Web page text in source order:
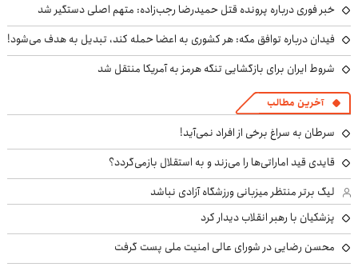
خبر فوری درباره پرونده قتل حمیدرضا رجب‌زاده: متهم اصلی دستگیر شد
فیدان درباره توافق مکه: هر کشوری به اعضا حمله کند، تبدیل به هدف می‌شود!
شروط ایران برای بازگشایی تنگه هرمز به آمریکا منتقل شد
آخرین مطالب
سرطان به سراغ برخی از افراد نمی‌آید!
قایدی قید اماراتی‌ها را می‌زند و به استقلال بازمی‌گردد؟
لیگ برتر منتظر میزبانی ورزشگاه آزادی نباشد
پزشکیان با رهبر انقلاب دیدار کرد
محسن رضایی در شورای عالی امنیت ملی پست گرفت